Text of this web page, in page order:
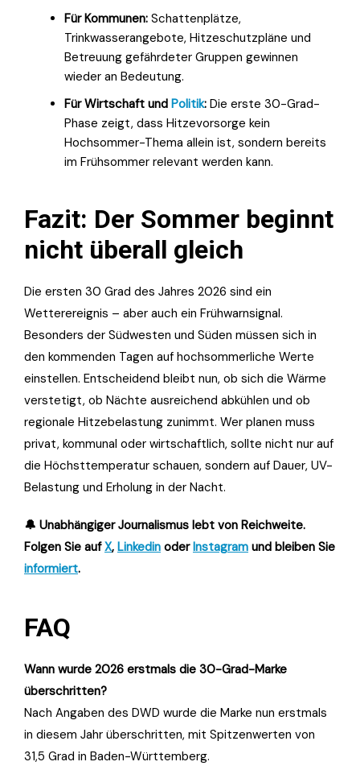
Für Kommunen: Schattenplätze,
Trinkwasserangebote, Hitzeschutzpläne und
Betreuung gefährdeter Gruppen gewinnen
wieder an Bedeutung.
Für Wirtschaft und Politik: Die erste 30-Grad-
Phase zeigt, dass Hitzevorsorge kein
Hochsommer-Thema allein ist, sondern bereits
im Frühsommer relevant werden kann.
Fazit: Der Sommer beginnt
nicht überall gleich
Die ersten 30 Grad des Jahres 2026 sind ein
Wetterereignis – aber auch ein Frühwarnsignal.
Besonders der Südwesten und Süden müssen sich in
den kommenden Tagen auf hochsommerliche Werte
einstellen. Entscheidend bleibt nun, ob sich die Wärme
verstetigt, ob Nächte ausreichend abkühlen und ob
regionale Hitzebelastung zunimmt. Wer planen muss
privat, kommunal oder wirtschaftlich, sollte nicht nur auf
die Höchsttemperatur schauen, sondern auf Dauer, UV-
Belastung und Erholung in der Nacht.
🔔 Unabhängiger Journalismus lebt von Reichweite.
Folgen Sie aufX, Linkedin oderInstagram und bleiben Sie
informiert.
FAQ
Wann wurde 2026 erstmals die 30-Grad-Marke
überschritten?
Nach Angaben des DWD wurde die Marke nun erstmals
in diesem Jahr überschritten, mit Spitzenwerten von
31,5 Grad in Baden-Württemberg.